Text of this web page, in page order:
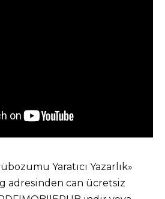
Yaratıcı Yazarlık»
adresinden can ücretsiz